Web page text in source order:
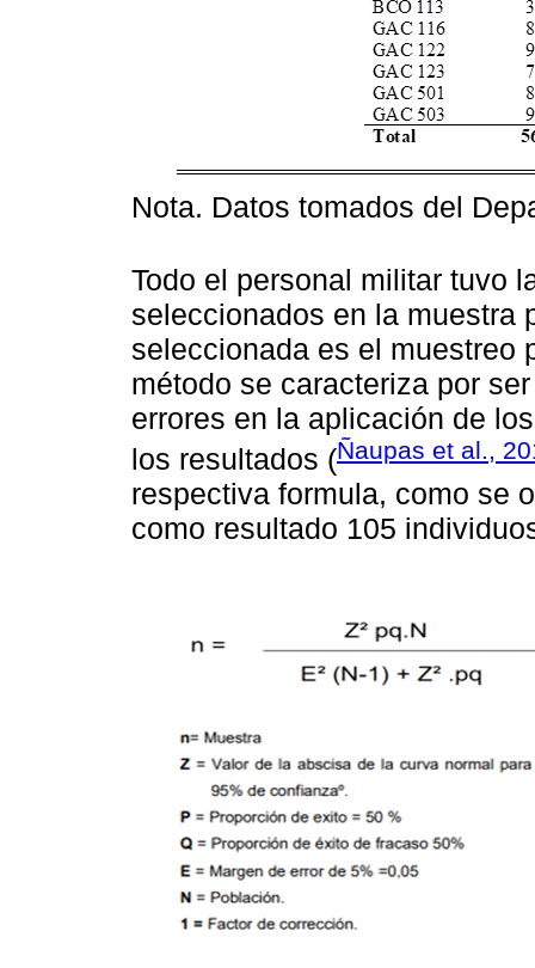
Nota. Datos tomados del
Todo el personal militar tuvo
seleccionados en la muestra
seleccionada es el muestreo
método se caracteriza por
errores en la aplicación de
los resultados (Ñaupas et al.,
respectiva formula, como se
como resultado 105